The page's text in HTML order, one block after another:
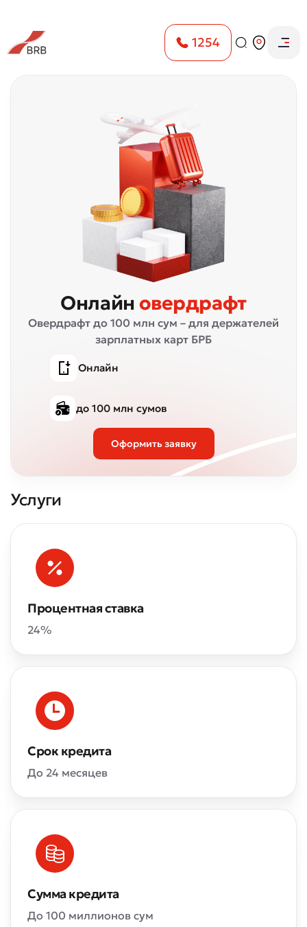
1254
Онлайн овердрафт
Овердрафт до 100 млн сум – для держателей
зарплатных карт БРБ
Онлайн
до 100 млн сумов
Оформить заявку
Услуги
Процентная ставка
24%
Срок кредита
До 24 месяцев
Сумма кредита
До 100 миллионов сум